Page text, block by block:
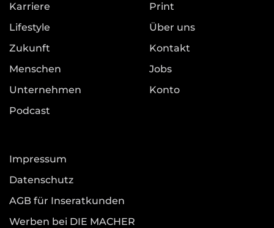
Karriere
Lifestyle
Zukunft
Menschen
Unternehmen
Podcast
Print
Über uns
Kontakt
Jobs
Konto
Impressum
Datenschutz
AGB für Inseratkunden
Werben bei DIE MACHER